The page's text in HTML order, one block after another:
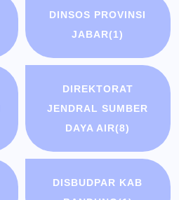
DINSOS PROVINSI
JABAR(1)
DIREKTORAT
JENDRAL SUMBER
DAYA AIR(8)
DISBUDPAR KAB